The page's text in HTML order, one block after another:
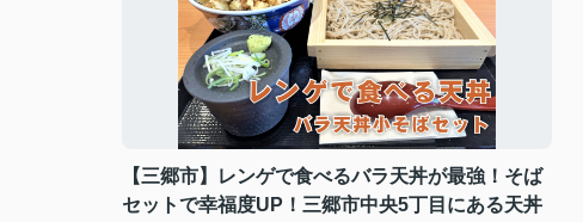
【三郷市】レンゲで食べるバラ天丼が最強！そば
セットで幸福度UP！三郷市中央5丁目にある天丼